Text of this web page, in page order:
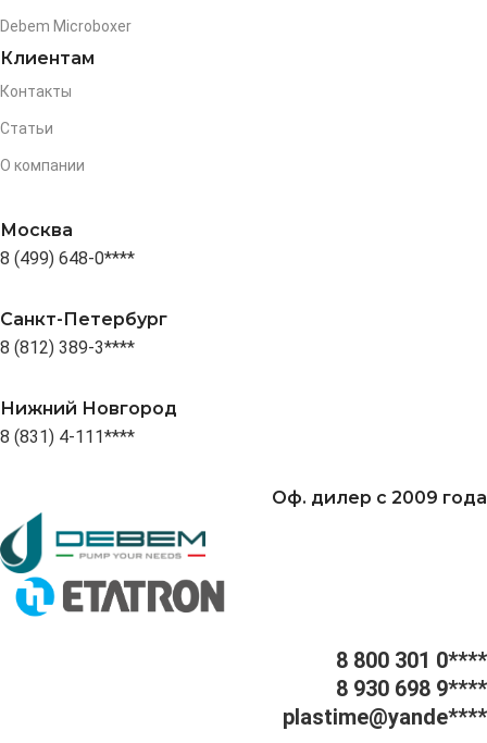
Debem Microboxer
Клиентам
Контакты
Статьи
О компании
Москва
8 (499) 648-0****
Санкт-Петербург
8 (812) 389-3****
Нижний Новгород
8 (831) 4-111****
Оф. дилер с 2009 года
8 800 301 0****
8 930 698 9****
plastime@yande****